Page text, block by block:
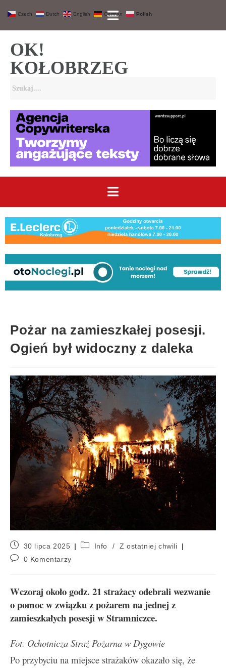
OK!
KOŁOBRZEG
Pożar na zamieszkałej posesji.
Ogień był widoczny z daleka
30 lipca 2025 Info /
Z ostatniej chwili
0 Komentarzy
Wczoraj około godz. 21 strażacy odebrali wezwanie
o pomoc w związku z pożarem na jednej z
zamieszkałych posesji w Stramniczce.
Fot. Ochotnicza Straż Pożarna w Dygowie
Po przybyciu na miejsce strażaków okazało się, że
Czech Dutch English German Polish